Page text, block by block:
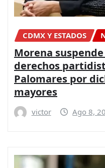
CDMX Y ESTADOS
Morena
derechos
Palomares por
mayores
victor Ago 8,